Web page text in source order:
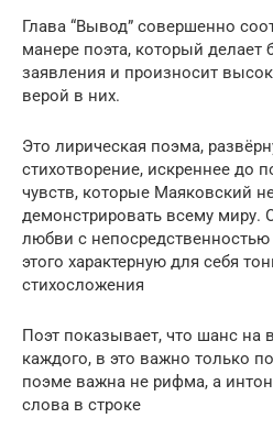
Глава “Вывод” совершенно
манере поэта, который делает
заявления и произносит
верой в них.
Это лирическая поэма,
стихотворение, искреннее до
чувств, которые Маяковский не
демонстрировать всему миру.
любви с непосредственностью
этого характерную для себя
стихосложения
Поэт показывает, что шанс на
каждого, в это важно только
поэме важна не рифма, а
слова в строке